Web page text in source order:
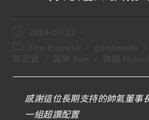
2024-07-22
鐵桿 Iron
感謝這位長期支持的帥氣董事
一組超讚配置